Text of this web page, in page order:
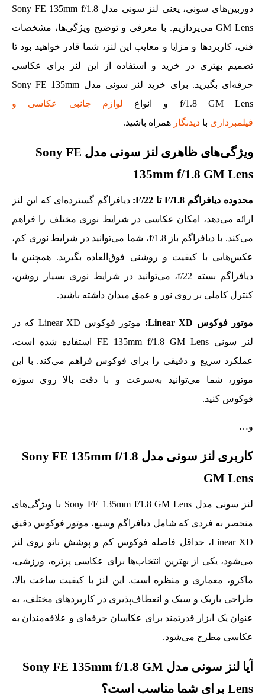
دوربین‌های سونی، یعنی لنز سونی مدل Sony FE 135mm f/1.8
GM Lens می‌پردازیم. با معرفی و توضیح ویژگی‌ها، مشخصات
فنی، کاربردها و مزایا و معایب این لنز، شما قادر خواهید بود تا
تصمیم بهتری در خرید و استفاده از این لنز برای عکاسی
حرفه‌ای بگیرید. برای خرید لنز سونی مدل Sony FE 135mm
f/1.8 GM Lens و انواع
لوازم جانبی عکاسی و
فیلمبرداری با دیدنگار همراه باشید.
ویژگی‌های ظاهری لنز سونی مدل Sony FE
135mm f/1.8 GM Lens
محدوده دیافراگم F/1.8تا F/22
: دیافراگم گسترده‌ای که این لنز
ارائه می‌دهد، امکان عکاسی در شرایط نوری مختلف را فراهم
می‌کند. با دیافراگم باز f/1.8، شما می‌توانید در شرایط نوری کم،
عکس‌هایی با کیفیت و روشنی فوق‌العاده بگیرید. همچنین با
دیافراگم بسته f/22، می‌توانید در شرایط نوری بسیار روشن،
کنترل کاملی بر روی نور و عمق میدان داشته باشید.
موتور فوکوس Linear XD
:
موتور فوکوس Linear XD که در
لنز سونی FE 135mm f/1.8 GM Lens استفاده شده است،
عملکرد سریع و دقیقی را برای فوکوس فراهم می‌کند. با این
موتور، شما می‌توانید به‌سرعت و با دقت بالا روی سوژه
فوکوس کنید.
و…
کاربری لنز سونی مدل Sony FE 135mm f/1.8
GM Lens
لنز سونی مدل Sony FE 135mm f/1.8 GM Lens با ویژگی‌های
منحصر به فردی که شامل دیافراگم وسیع، موتور فوکوس دقیق
Linear XD، حداقل فاصله فوکوس کم و پوشش نانو روی لنز
می‌شود، یکی از بهترین انتخاب‌ها برای عکاسی پرتره، ورزشی،
ماکرو، معماری و منظره است. این لنز با کیفیت ساخت بالا،
طراحی باریک و سبک و انعطاف‌پذیری در کاربردهای مختلف، به
عنوان یک ابزار قدرتمند برای عکاسان حرفه‌ای و علاقه‌مندان به
عکاسی مطرح می‌شود.
آیا لنز سونی مدل Sony FE 135mm f/1.8 GM
Lens برای شما مناسب است؟